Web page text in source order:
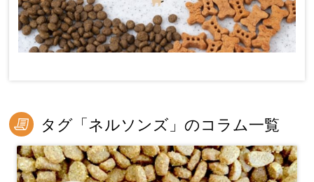
タグ「ネルソンズ」のコラム一覧